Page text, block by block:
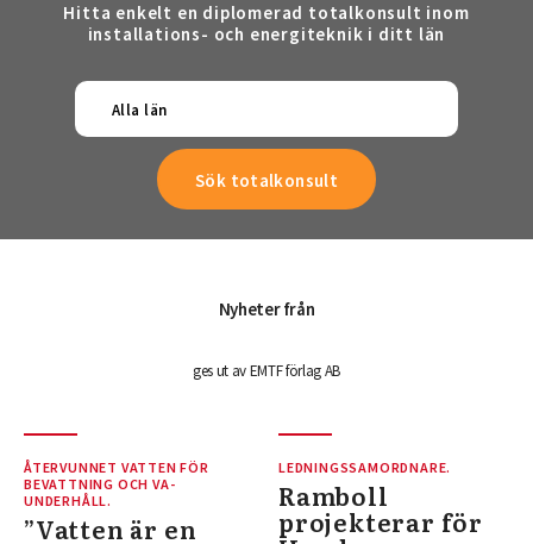
Hitta enkelt en diplomerad totalkonsult inom
installations- och energiteknik i ditt län
Alla län
Nyheter från
ges ut av EMTF förlag AB
ÅTERVUNNET VATTEN FÖR
BEVATTNING OCH VA-
UNDERHÅLL.
”Vatten är en
LEDNINGSSAMORDNARE.
Ramboll
projekterar för